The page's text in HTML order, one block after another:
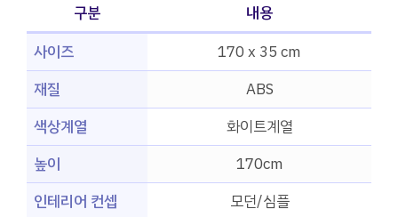
구분
내용
사이즈
170 x 35 cm
재질
ABS
색상계열
화이트계열
높이
170cm
인테리어 컨셉
모던/심플